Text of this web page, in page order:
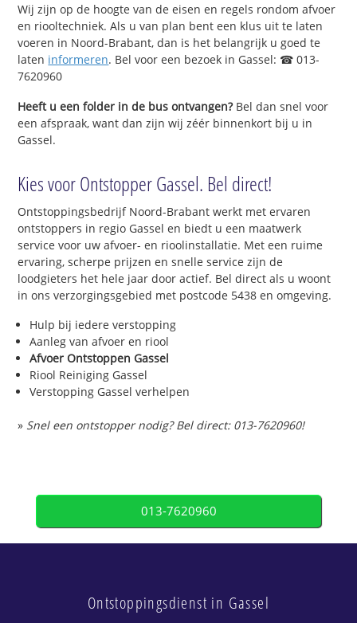
Wij zijn op de hoogte van de eisen en regels rondom afvoer
en riooltechniek. Als u van plan bent een klus uit te laten
voeren in Noord-Brabant, dan is het belangrijk u goed te
laten informeren. Bel voor een bezoek in Gassel: ☎ 013-
7620960
Heeft u een folder in de bus ontvangen?Bel dan snel voor
een afspraak, want dan zijn wij zéér binnenkort bij u in
Gassel.
Kies voor Ontstopper Gassel. Bel direct!
Ontstoppingsbedrijf Noord-Brabant werkt met ervaren
ontstoppers in regio Gassel en biedt u een maatwerk
service voor uw afvoer- en rioolinstallatie. Met een ruime
ervaring, scherpe prijzen en snelle service zijn de
loodgieters het hele jaar door actief. Bel direct als u woont
in ons verzorgingsgebied met postcode 5438 en omgeving.
Hulp bij iedere verstopping
Aanleg van afvoer en riool
Afvoer Ontstoppen Gassel
Riool Reiniging Gassel
Verstopping Gassel verhelpen
» Snel een ontstopper nodig? Bel direct: 013-7620960!
013-7620960
Ontstoppingsdienst in Gassel